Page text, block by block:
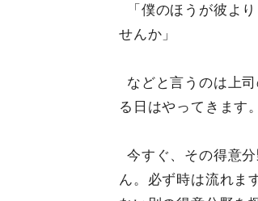
「僕のほうが彼よ
せんか」
などと言うのは上
る日はやってきます。
今すぐ、その得意
ん。必ず時は流れま